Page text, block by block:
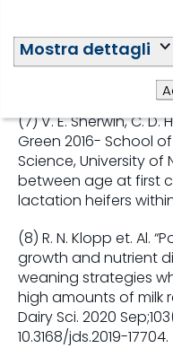
Mostra dettagli
Holstein heifer
age and during first
809 doi:10.3168/
(7) V. E. Sherwin, C.
Green 2016- School
Science, University of
between age at first
lactation heifers
(8) R. N. Klopp et. Al.
growth and nutrient
weaning strategies
high amounts of milk
Dairy Sci. 2020
10.3168/jds.2019-17704.